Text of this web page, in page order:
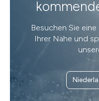
Besuchen Sie
Ihrer Nähe und